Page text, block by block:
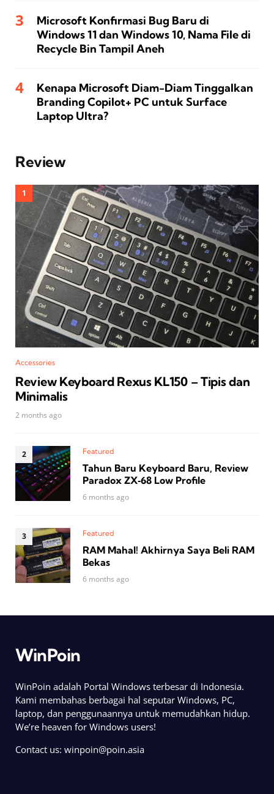
Microsoft Konfirmasi Bug Baru di
Windows 11 dan Windows 10, Nama File di
Recycle Bin Tampil Aneh
Kenapa Microsoft Diam-Diam Tinggalkan
Branding Copilot+ PC untuk Surface
Laptop Ultra?
Review
Accessories
Review Keyboard Rexus KL150 – Tipis dan
Minimalis
2 months ago
Featured
Tahun Baru Keyboard Baru, Review
Paradox ZX‑68 Low Profile
6 months ago
Featured
RAM Mahal! Akhirnya Saya Beli RAM
Bekas
6 months ago
WinPoin
WinPoin adalah Portal Windows terbesar di Indonesia.
Kami membahas berbagai hal seputar Windows, PC,
laptop, dan penggunaannya untuk memudahkan hidup.
We’re heaven for Windows users!
Contact us: winpoin@poin.asia